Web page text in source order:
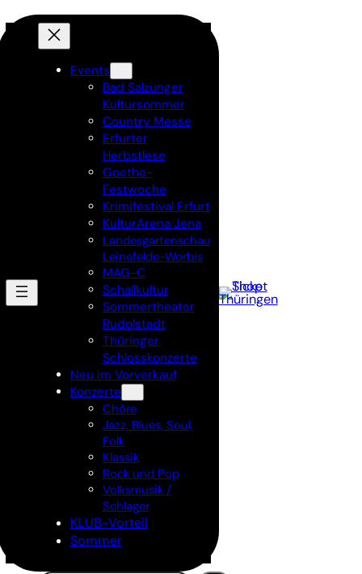
Events
Bad Salzunger
Kultursommer
Country Messe
Erfurter
Herbstlese
Goethe-
Festwoche
Krimifestival Erfurt
KulturArena Jena
Landesgartenschau
Leinefelde-Worbis
MAG-C
Schallkultur
Sommertheater
Rudolstadt
Thüringer
Schlosskonzerte
Neu im Vorverkauf
Konzerte
Chöre
Jazz, Blues, Soul,
Folk
Klassik
Rock und Pop
Volksmusik /
Schlager
KLUB-Vorteil
Sommer